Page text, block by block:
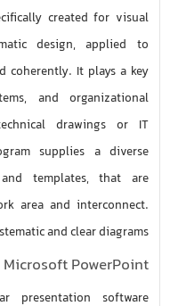
created for visual
design, applied to
coherently. It plays a key
and organizational
drawings or IT
supplies a diverse
templates, that are
area and interconnect.
and clear diagrams.
Microsoft PowerPoint
presentation software